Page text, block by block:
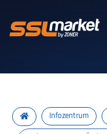
Infozentrum